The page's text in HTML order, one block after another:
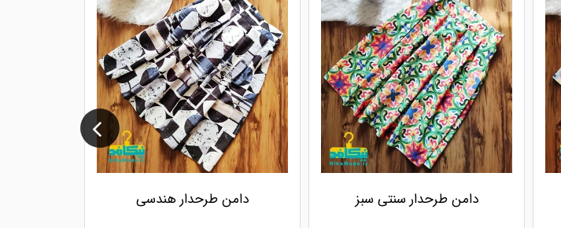
دامن طرحدار سنتی سبز دامن طرحدار هندسی